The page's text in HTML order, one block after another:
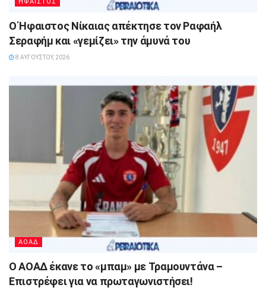
Ο Ήφαιστος Νίκαιας απέκτησε τον Ραφαήλ
Σεραφήμ και «γεμίζει» την άμυνά του
8 ΑΥΓΟΎΣΤΟΥ, 2026
ΑΟΑΔ
Ο ΑΟΑΔ έκανε το «μπαμ» με Τραμουντάνα –
Επιστρέφει για να πρωταγωνιστήσει!